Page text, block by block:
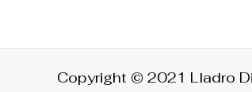
Copyright © 2021 Lladro